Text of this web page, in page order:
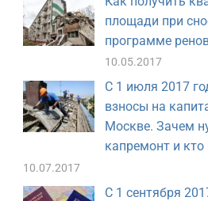
площади при
программе
10.05.2017
С 1 июля 2017
взносы на
Москве. Зачем
капремонт и кто
10.07.2017
С 1 сентября